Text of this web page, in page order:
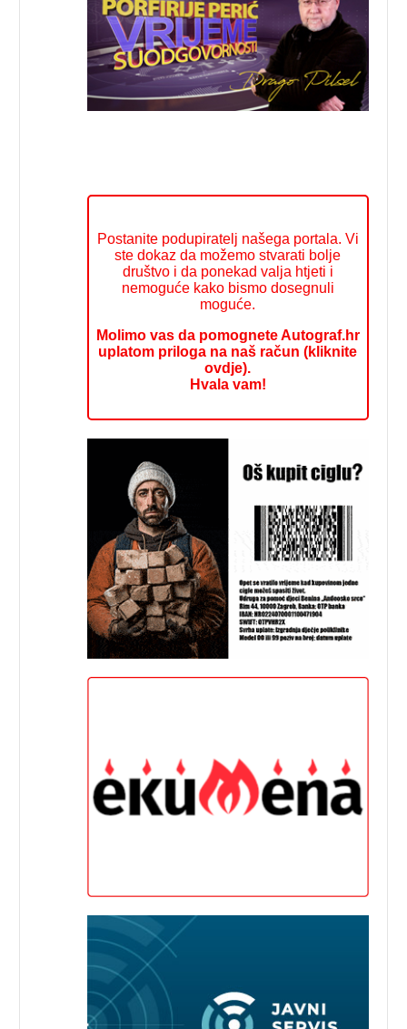
Postanite podupiratelj našega portala. Vi
ste dokaz da možemo stvarati bolje
društvo i da ponekad valja htjeti i
nemoguće kako bismo dosegnuli
moguće.
Molimo vas da pomognete Autograf.hr
uplatom priloga na naš račun (kliknite
ovdje).
Hvala vam!